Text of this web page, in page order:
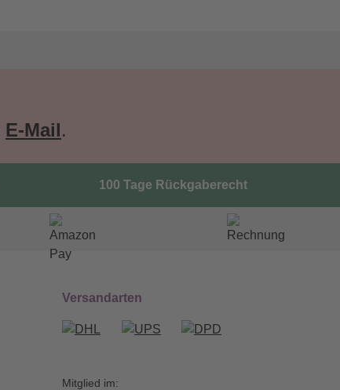
E-Mail.
100 Tage Rückgaberecht
Versandarten
Mitglied im: